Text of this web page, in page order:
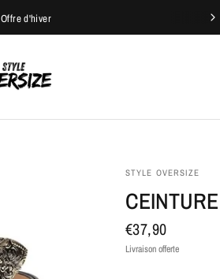
Offre d'hiver
STYLE OVERSIZE
€37,90
Livraison offerte